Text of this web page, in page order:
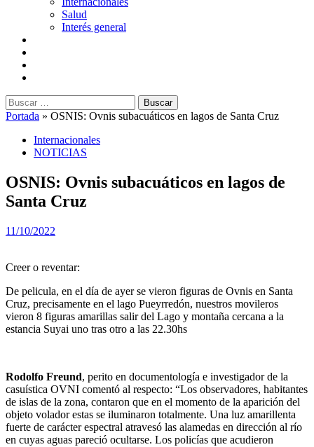
Salud
Interés general
Buscar:
Portada » OSNIS: Ovnis subacuáticos en lagos de Santa Cruz
Internacionales
NOTICIAS
OSNIS: Ovnis subacuáticos en lagos de
Santa Cruz
11/10/2022
Creer o reventar:
De pelicula, en el día de ayer se vieron figuras de Ovnis en Santa
Cruz, precisamente en el lago Pueyrredón, nuestros movileros
vieron 8 figuras amarillas salir del Lago y montaña cercana a la
estancia Suyai uno tras otro a las 22.30hs
Rodolfo Freund, perito en documentología e investigador de la
casuística OVNI comentó al respecto: “Los observadores, habitantes
de islas de la zona, contaron que en el momento de la aparición del
objeto volador estas se iluminaron totalmente. Una luz amarillenta
fuerte de carácter espectral atravesó las alamedas en dirección al río
en cuyas aguas pareció ocultarse. Los policías que acudieron